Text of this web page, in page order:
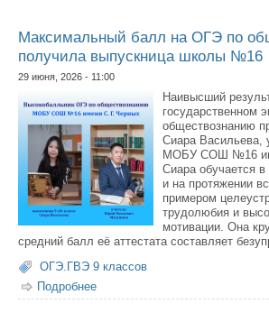
Максимальный балл на ОГЭ по
получила выпускница школы №16
29 июня, 2026 - 11:00
Наивысший
государственном
обществознанию
Сиара Васильева,
МОБУ СОШ №16
Сиара обучается
и на протяжении
примером
трудолюбия и
мотивации. Она
средний балл её аттестата составляет
ОГЭ.ГВЭ 9 классов
Подробнее
получила выпускница школы